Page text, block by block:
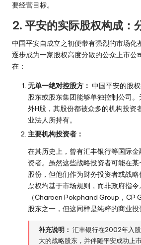
要经营目标。
2. 平安的实际股权构成：
中国平安自成立之初便带有强烈的市场化
逐步成为一家股权高度分散的公众上市公
在：
无单一绝对控股方： 中国平安的股
股东或股东集团能够单独控制公司
外H股，其股份都被众多的机构投资
业法人所持有。
主要机构投资者：
在其历史上，曾有汇丰银行等国际
资者。虽然这些战略投资者可能在
股份，但他们作为财务投资者或战
票权均基于市场规则，而非政府指
（Charoen Pokphand Group，CP
股东之一，但这同样是纯粹的商业投
补充说明： 汇丰银行在2002年入
大的战略股东，并伴随平安成功上